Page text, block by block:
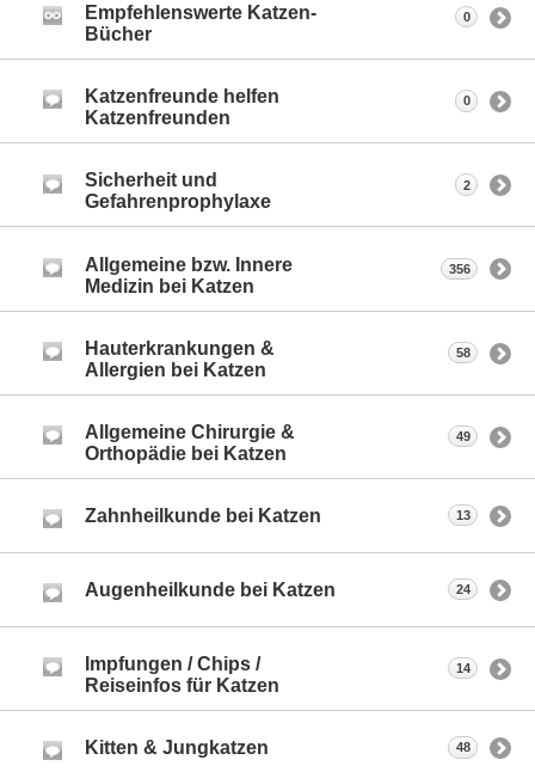
Empfehlenswerte Katzen-
Bücher
0
Katzenfreunde helfen
Katzenfreunden
0
Sicherheit und
Gefahrenprophylaxe
2
Allgemeine bzw. Innere
Medizin bei Katzen
356
Hauterkrankungen &
Allergien bei Katzen
58
Allgemeine Chirurgie &
Orthopädie bei Katzen
49
Zahnheilkunde bei Katzen 13
Augenheilkunde bei Katzen 24
Impfungen / Chips /
Reiseinfos für Katzen
14
Kitten & Jungkatzen 48